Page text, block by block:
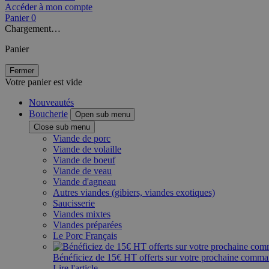
Accéder à mon compte
Panier 0
Chargement…
Panier
Fermer
Votre panier est vide
Nouveautés
Boucherie
Open sub menu
Close sub menu
Viande de porc
Viande de volaille
Viande de boeuf
Viande de veau
Viande d'agneau
Autres viandes (gibiers, viandes exotiques)
Saucisserie
Viandes mixtes
Viandes préparées
Le Porc Français
Bénéficiez de 15€ HT offerts sur votre prochaine